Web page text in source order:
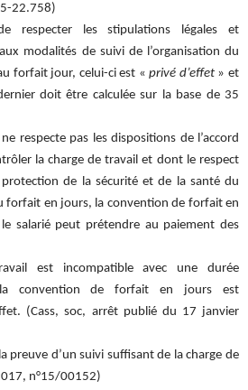
22.758)
respecter les stipulations légales et
modalités de suivi de l’organisation du
forfait jour, celui-ci est «privé d’effet » et
doit être calculée sur la base de 35
respecte pas les dispositions de l’accord
la charge de travail et dont le respect
de la sécurité et de la santé du
forfait en jours, la convention de forfait en
salarié peut prétendre au paiement des
est incompatible avec une durée
convention de forfait en jours est
(Cass, soc, arrêt publié du 17 janvier
preuve d’un suivi suffisant de la charge de
n°15/00152)